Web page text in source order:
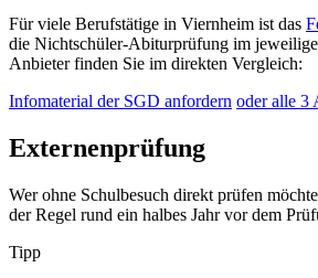
Für viele Berufstätige in Viernheim ist das
die Nichtschüler-Abiturprüfung im
Anbieter finden Sie im direkten Vergleich:
Infomaterial der SGD anfordern oder alle 3
Externenprüfung
Wer ohne Schulbesuch direkt prüfen
der Regel rund ein halbes Jahr vor dem
Tipp